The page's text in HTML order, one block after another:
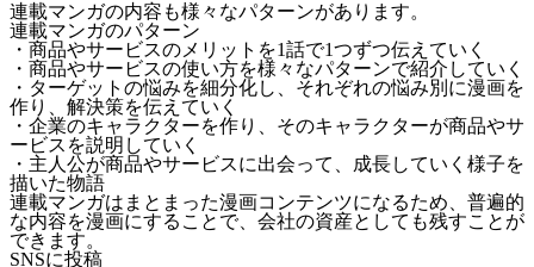
連載マンガの内容も様々なパターンがあります。
連載マンガのパターン
・商品やサービスのメリットを1話で1つずつ伝えていく
・商品やサービスの使い方を様々なパターンで紹介していく
・ターゲットの悩みを細分化し、それぞれの悩み別に漫画を
作り、解決策を伝えていく
・企業のキャラクターを作り、そのキャラクターが商品やサ
ービスを説明していく
・主人公が商品やサービスに出会って、成長していく様子を
描いた物語
連載マンガはまとまった漫画コンテンツになるため、普遍的
な内容を漫画にすることで、会社の資産としても残すことが
できます。
SNSに投稿